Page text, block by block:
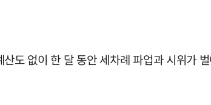
도 없이 한 달 동안 세차례 파업과 시위가